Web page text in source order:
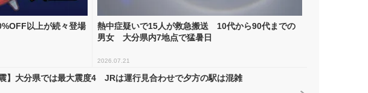
以上が続々登場
熱中症疑いで15人が救急搬送 10代から90代までの
男女 大分県内7地点で猛暑日
2026.07.21
震】大分県では最大震度4 JRは運行見合わせで夕方の駅は混雑